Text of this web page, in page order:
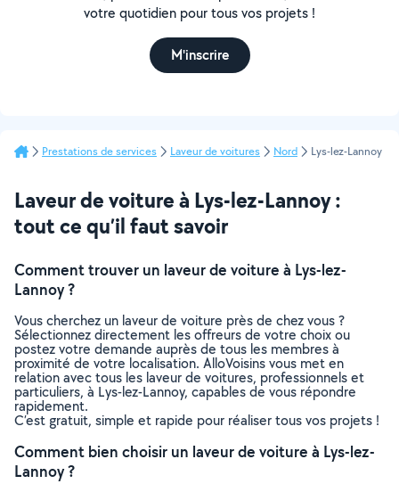
votre quotidien pour tous vos projets !
M'inscrire
Prestations de services Laveur de voitures Nord Lys-lez-Lannoy
Laveur de voiture à Lys-lez-Lannoy :
tout ce qu’il faut savoir
Comment trouver un laveur de voiture à Lys-lez-
Lannoy ?
Vous cherchez un laveur de voiture près de chez vous ?
Sélectionnez directement les offreurs de votre choix ou
postez votre demande auprès de tous les membres à
proximité de votre localisation. AlloVoisins vous met en
relation avec tous les laveur de voitures, professionnels et
particuliers, à Lys-lez-Lannoy, capables de vous répondre
rapidement.
C’est gratuit, simple et rapide pour réaliser tous vos projets !
Comment bien choisir un laveur de voiture à Lys-lez-
Lannoy ?